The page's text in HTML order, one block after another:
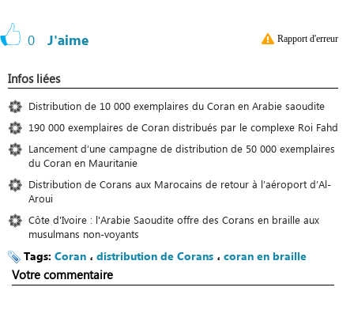
0 J'aime Rapport d'erreur
Infos liées
Distribution de 10 000 exemplaires du Coran en Arabie saoudite
190 000 exemplaires de Coran distribués par le complexe Roi Fahd
Lancement d’une campagne de distribution de 50 000 exemplaires
du Coran en Mauritanie
Distribution de Corans aux Marocains de retour à l’aéroport d’Al-
Aroui
Côte d'Ivoire : l'Arabie Saoudite offre des Corans en braille aux
musulmans non-voyants
Tags: Coran ، distribution de Corans ، coran en braille
Votre commentaire